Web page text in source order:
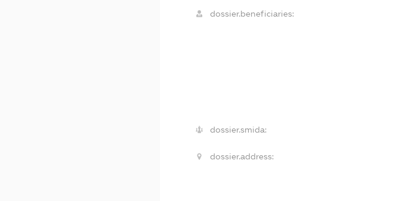
dossier.beneficiaries:
dossier.smida:
dossier.address: